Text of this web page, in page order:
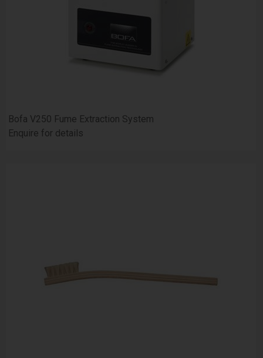
Bofa V250 Fume Extraction System
Enquire for details